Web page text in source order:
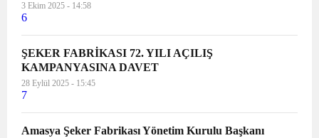
3 Ekim 2025 - 14:58
6
ŞEKER FABRİKASI 72. YILI AÇILIŞ
KAMPANYASINA DAVET
28 Eylül 2025 - 15:45
7
Amasya Şeker Fabrikası Yönetim Kurulu Başkanı